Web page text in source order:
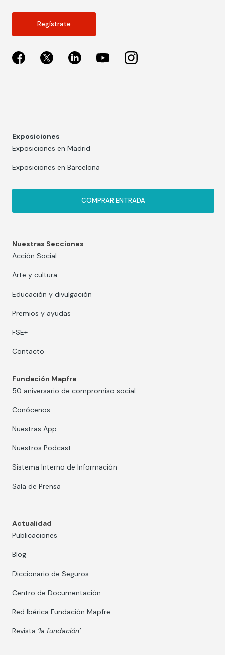
Regístrate
Exposiciones
Exposiciones en Madrid
Exposiciones en Barcelona
COMPRAR ENTRADA
Nuestras Secciones
Acción Social
Arte y cultura
Educación y divulgación
Premios y ayudas
FSE+
Contacto
Fundación Mapfre
50 aniversario de compromiso social
Conócenos
Nuestras App
Nuestros Podcast
Sistema Interno de Información
Sala de Prensa
Actualidad
Publicaciones
Blog
Diccionario de Seguros
Centro de Documentación
Red Ibérica Fundación Mapfre
Revista ‘la fundación’